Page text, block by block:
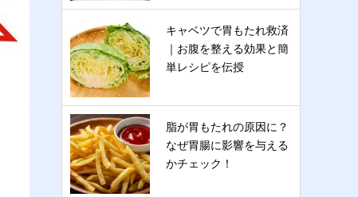
キャベツで胃もたれ救済
｜お腹を整える効果と簡
単レシピを伝授
脂が胃もたれの原因に？
なぜ胃腸に影響を与える
かチェック！